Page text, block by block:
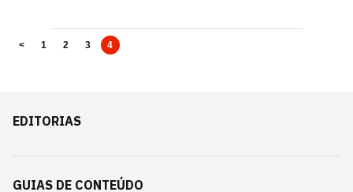
< 1 2 3 4
EDITORIAS
GUIAS DE CONTEÚDO